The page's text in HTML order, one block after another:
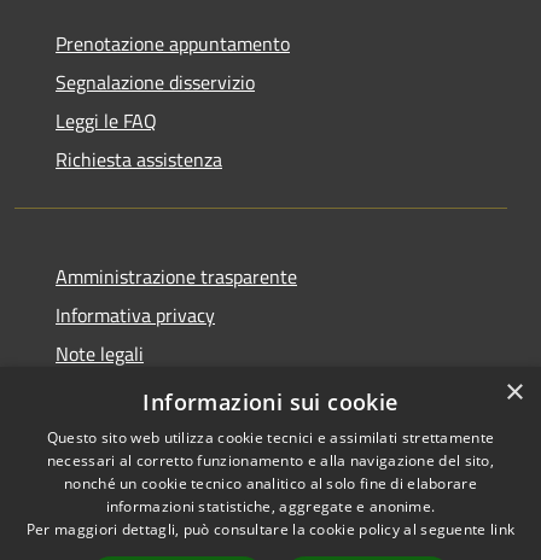
Prenotazione appuntamento
Segnalazione disservizio
Leggi le FAQ
Richiesta assistenza
Amministrazione trasparente
Informativa privacy
Note legali
Dichiarazione di accessibilità
Accessibilità
Copyright © 2026 • Comune di
San Tomaso Agordino •
×
Informazioni sui cookie
Questo sito web utilizza cookie tecnici e assimilati strettamente
necessari al corretto funzionamento e alla navigazione del sito,
nonché un cookie tecnico analitico al solo fine di elaborare
informazioni statistiche, aggregate e anonime.
Per maggiori dettagli, può consultare la cookie policy al seguente link